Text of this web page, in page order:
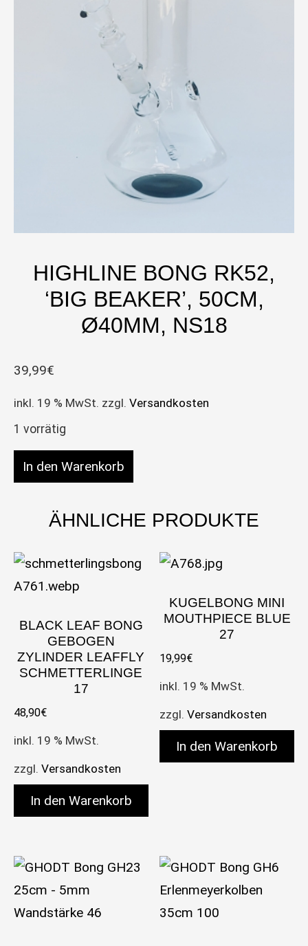
HIGHLINE BONG RK52,
‘BIG BEAKER’, 50CM,
Ø40MM, NS18
39,99€
inkl. 19 % MwSt. zzgl. Versandkosten
1 vorrätig
Highline Bong RK52, 'Big Beaker', 50cm, ø40mm,
In den Warenkorb
ÄHNLICHE PRODUKTE
BLACK LEAF BONG
GEBOGEN
ZYLINDER LEAFFLY
SCHMETTERLINGE
17
48,90€
inkl. 19 % MwSt.
zzgl. Versandkosten
In den Warenkorb
KUGELBONG MINI
MOUTHPIECE BLUE
27
19,99€
inkl. 19 % MwSt.
zzgl.Versandkosten
In den Warenkorb